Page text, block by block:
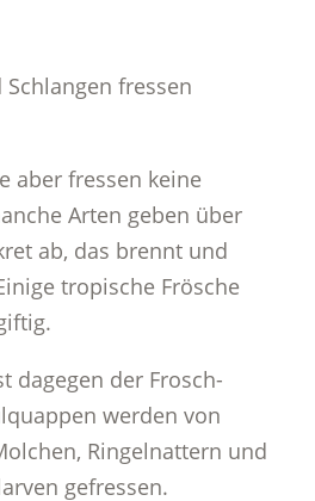
fressen
aber fressen keine
Arten geben über
ab, das brennt und
tropische Frösche
dagegen der Frosch-
werden von
Ringelnattern und
gefressen.